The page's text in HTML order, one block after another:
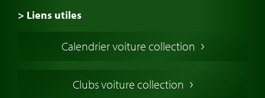
> Liens utiles
Voiture Collection Europe
Voitures Anglaises
Calendrier voiture collection
Clubs voiture collection